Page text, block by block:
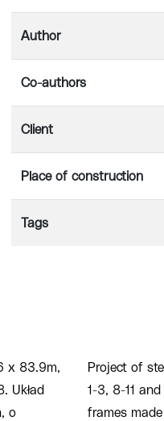
Author
Co-authors
Client
Place of construction
Tags
x 83.9m,
Układ
o
Project of
1-3, 8-11
frames